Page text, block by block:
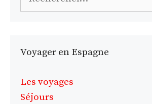
Voyager en Espagne
Les voyages
Séjours